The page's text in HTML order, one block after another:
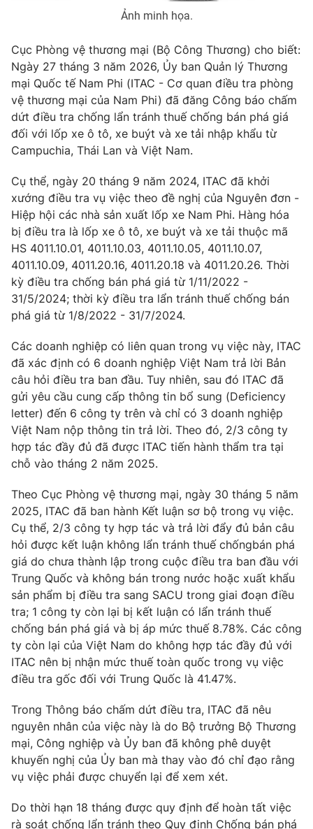
Học trực tuyến
Hitech Công nghệ tương lai
Sản phẩm
Thị trường
Tư vấn
Giao lưu trực tuyến
Lịch phát sóng
Chuyên mục khác
Emagazine Podcast
Photo Infographic
Video Shorts video
VTV Money VTV Thể thao
VTV Sức khoẻ Bất động sản
Thị trường 24h Tấm lòng Việt
VTV4 Vươn mình bằng AI
VTV9 VTV8
Liên hệ tòa soạn English
THỜI BÁO VTV
Theo dõi báo trên
Cơ quan báo chí:Thời báo VTV
Giấy phép hoạt động báo in và báo điện tử số 483/GP-BTTTT
cấp ngày 29/12/2023
Tổng Biên tập:Vũ Thanh Thủy
Phó Tổng Biên tập:Nguyễn Thị Mỹ Hạnh, Phạm Quốc Thắng,
Tổng đài VTV: 024.38 355 931 - 024.38 355 932
Ảnh minh họa.
Cục Phòng vệ thương mại (Bộ Công Thương) cho biết:
Ngày 27 tháng 3 năm 2026, Ủy ban Quản lý Thương
mại Quốc tế Nam Phi (ITAC - Cơ quan điều tra phòng
vệ thương mại của Nam Phi) đã đăng Công báo chấm
dứt điều tra chống lẩn tránh thuế chống bán phá giá
đối với lốp xe ô tô, xe buýt và xe tải nhập khẩu từ
Campuchia, Thái Lan và Việt Nam.
Cụ thể, ngày 20 tháng 9 năm 2024, ITAC đã khởi
xướng điều tra vụ việc theo đề nghị của Nguyên đơn -
Hiệp hội các nhà sản xuất lốp xe Nam Phi. Hàng hóa
bị điều tra là lốp xe ô tô, xe buýt và xe tải thuộc mã
HS 4011.10.01, 4011.10.03, 4011.10.05, 4011.10.07,
4011.10.09, 4011.20.16, 4011.20.18 và 4011.20.26. Thời
kỳ điều tra chống bán phá giá từ 1/11/2022 -
31/5/2024; thời kỳ điều tra lẩn tránh thuế chống bán
phá giá từ 1/8/2022 - 31/7/2024.
Các doanh nghiệp có liên quan trong vụ việc này, ITAC
đã xác định có 6 doanh nghiệp Việt Nam trả lời Bản
câu hỏi điều tra ban đầu. Tuy nhiên, sau đó ITAC đã
gửi yêu cầu cung cấp thông tin bổ sung (Deficiency
letter) đến 6 công ty trên và chỉ có 3 doanh nghiệp
Việt Nam nộp thông tin trả lời. Theo đó, 2/3 công ty
hợp tác đầy đủ đã được ITAC tiến hành thẩm tra tại
chỗ vào tháng 2 năm 2025.
Theo Cục Phòng vệ thương mại, ngày 30 tháng 5 năm
2025, ITAC đã ban hành Kết luận sơ bộ trong vụ việc.
Cụ thể, 2/3 công ty hợp tác và trả lời đẩy đủ bản câu
hỏi được kết luận không lẩn tránh thuế chốngbán phá
giá do chưa thành lập trong cuộc điều tra ban đầu với
Trung Quốc và không bán trong nước hoặc xuất khẩu
sản phẩm bị điều tra sang SACU trong giai đoạn điều
tra; 1 công ty còn lại bị kết luận có lẩn tránh thuế
chống bán phá giá và bị áp mức thuế 8.78%. Các công
ty còn lại của Việt Nam do không hợp tác đầy đủ với
ITAC nên bị nhận mức thuế toàn quốc trong vụ việc
điều tra gốc đối với Trung Quốc là 41.47%.
Trong Thông báo chấm dứt điều tra, ITAC đã nêu
nguyên nhân của việc này là do Bộ trưởng Bộ Thương
mại, Công nghiệp và Ủy ban đã không phê duyệt
khuyến nghị của Ủy ban mà thay vào đó chỉ đạo rằng
vụ việc phải được chuyển lại để xem xét.
Do thời hạn 18 tháng được quy định để hoàn tất việc
rà soát chống lẩn tránh theo Quy định Chống bán phá